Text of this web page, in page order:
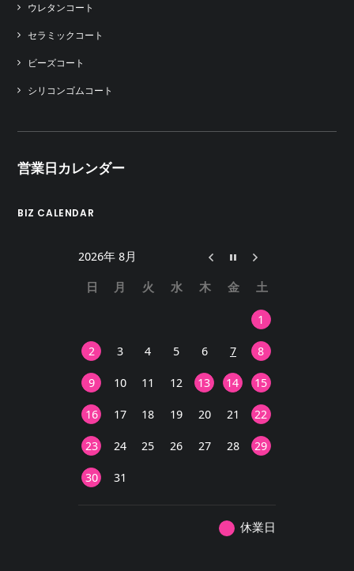
ウレタンコート
セラミックコート
ビーズコート
シリコンゴムコート
営業日カレンダー
BIZ CALENDAR
2026年 8月
日 月 火 水 木 金 土
1
2
3 4 5 6 7
8
9
10 11 12 13 14
15
16
17 18 19 20 21
22
23
24 25 26 27 28
29
30
31
休業日